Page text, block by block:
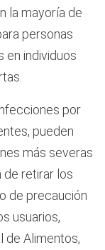
la mayoría de
personas
en individuos
por
pueden
más severas
de retirar los
de precaución
usuarios,
de Alimentos,